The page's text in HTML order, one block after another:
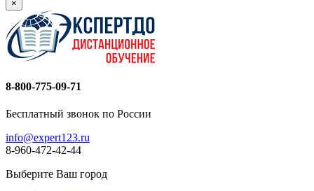
×
8-800-775-09-71
Бесплатный звонок по России
info@expert123.ru
8-960-472-42-44
Выберите Ваш город